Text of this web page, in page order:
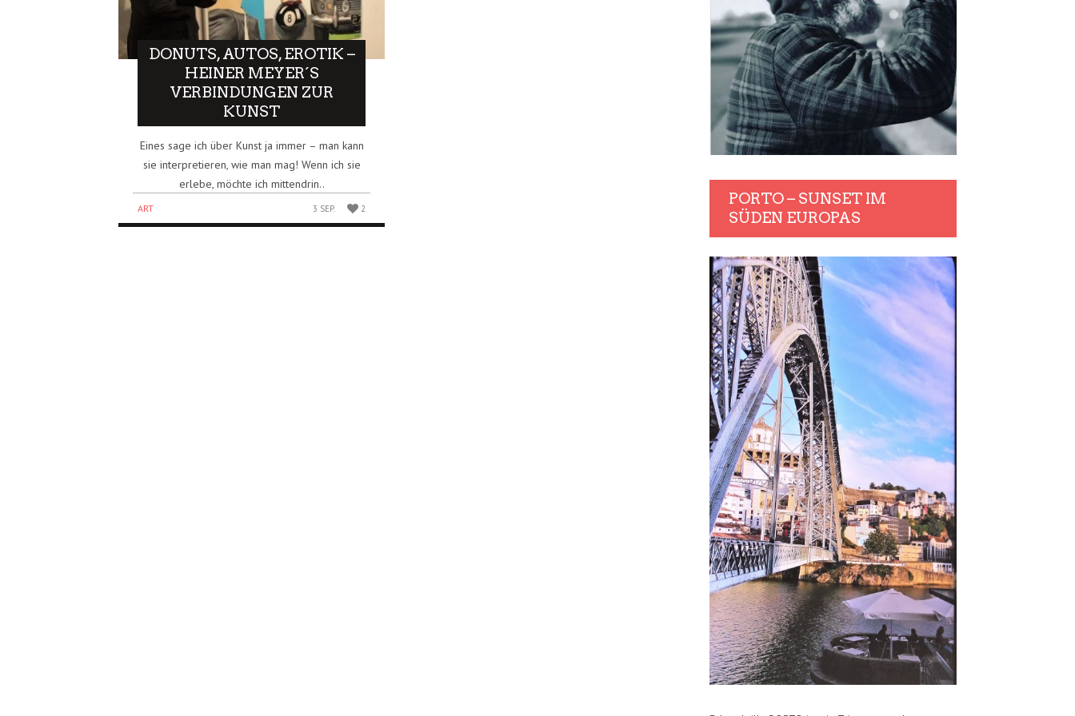
DONUTS, AUTOS, EROTIK –
HEINER MEYER´S
VERBINDUNGEN ZUR
KUNST
Eines sage ich über Kunst ja immer – man kann
sie interpretieren, wie man mag! Wenn ich sie
erlebe, möchte ich mittendrin..
ART 3 SEP. 2
PORTO – SUNSET IM
SÜDEN EUROPAS